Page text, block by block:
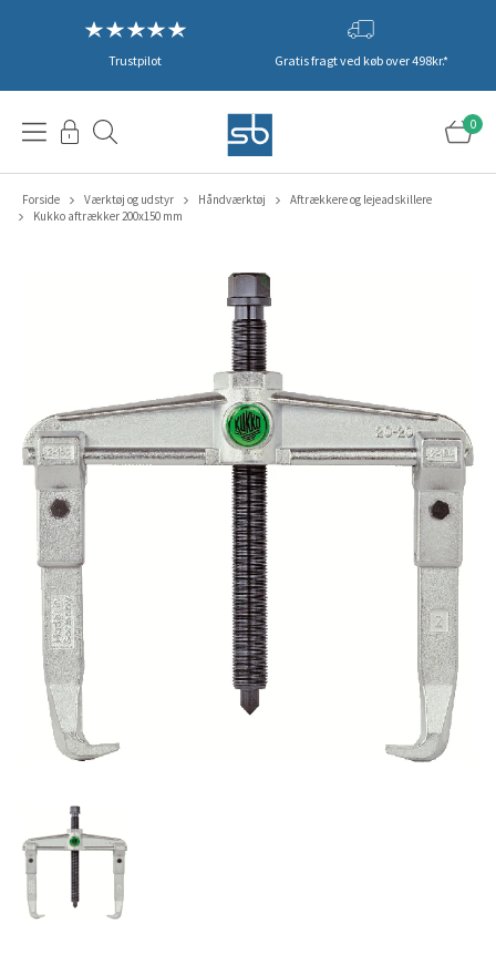
Trustpilot Gratis fragt ved køb over 498kr.*
0
Forside Værktøj og udstyr Håndværktøj
Aftrækkere og lejeadskillere
Kukko aftrækker 200x150 mm